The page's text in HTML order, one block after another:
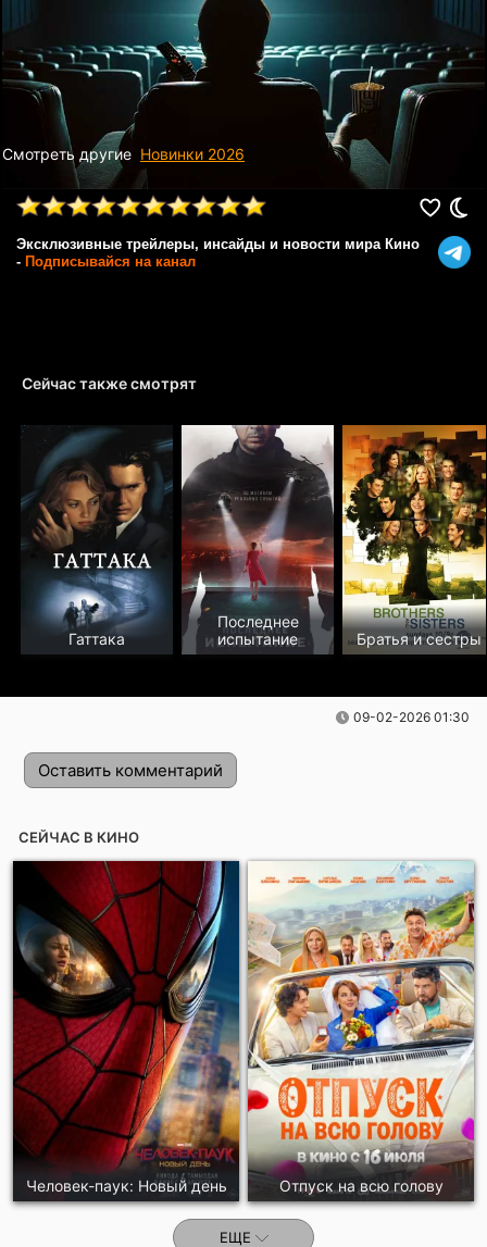
Смотреть другие Новинки 2026
Эксклюзивные трейлеры, инсайды и новости мира Кино
- Подписывайся на канал
Сейчас также смотрят
Гаттака
Последнее
испытание
Братья и сестры
09-02-2026 01:30
Оставить комментарий
Отправить!
СЕЙЧАС В КИНО
Человек-паук: Новый день Отпуск на всю голову
ЕЩЕ